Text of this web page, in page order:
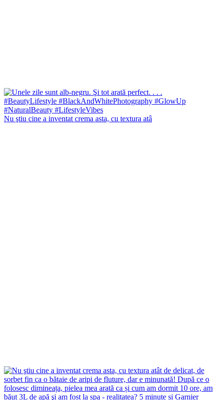
Nu ştiu cine a inventat crema asta, cu textura atâ